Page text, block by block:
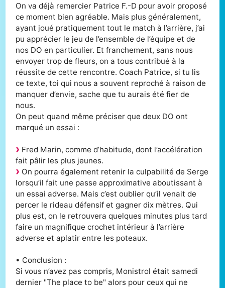
On va déjà remercier Patrice F.-D pour avoir proposé
ce moment bien agréable. Mais plus généralement,
ayant joué pratiquement tout le match à l’arrière, j’ai
pu apprécier le jeu de l’ensemble de l’équipe et de
nos DO en particulier. Et franchement, sans nous
envoyer trop de fleurs, on a tous contribué à la
réussite de cette rencontre. Coach Patrice, si tu lis
ce texte, toi qui nous a souvent reproché à raison de
manquer d’envie, sache que tu aurais été fier de
nous.
On peut quand même préciser que deux DO ont
marqué un essai :
Fred Marin, comme d’habitude, dont l’accélération
fait pâlir les plus jeunes.
On pourra également retenir la culpabilité de Serge
lorsqu’il fait une passe approximative aboutissant à
un essai adverse. Mais c’est oublier qu’il venait de
percer le rideau défensif et gagner dix mètres. Qui
plus est, on le retrouvera quelques minutes plus tard
faire un magnifique crochet intérieur à l’arrière
adverse et aplatir entre les poteaux.
• Conclusion :
Si vous n’avez pas compris, Monistrol était samedi
dernier "The place to be" alors pour ceux qui ne